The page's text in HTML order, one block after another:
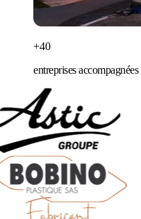
+40
entreprises accompagnées